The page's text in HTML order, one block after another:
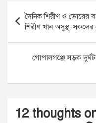
Post
navigation
দৈনিক শিরীণ ও ভোরের
শিরীণ খান অসুস্থ, সকলের
গোপালগঞ্জে সড়ক
12 thoughts